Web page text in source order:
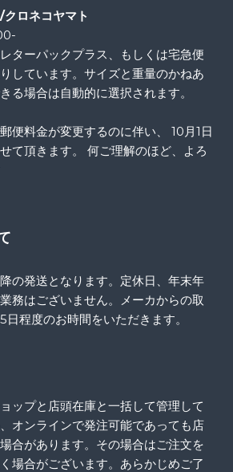
ロネコヤマト
ターパックプラス、もしくは宅急便
しています。サイズと重量のかねあ
る場合は自動的に選択されます。
便料金が変更するのに伴い、 10月1日
て頂きます。 何ご理解のほど、よろ
の発送となります。定休日、年末年
務はございません。メーカからの取
日程度のお時間をいただきます。
ップと店頭在庫と一括して管理して
オンラインで発注可能であっても店
合があります。その場合はご注文を
場合がございます。あらかじめご了